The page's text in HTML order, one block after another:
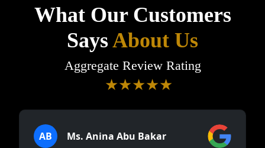
What Our Customers
SaysAbout Us
Aggregate Review Rating
★★★★★
AB Ms. Anina Abu Bakar